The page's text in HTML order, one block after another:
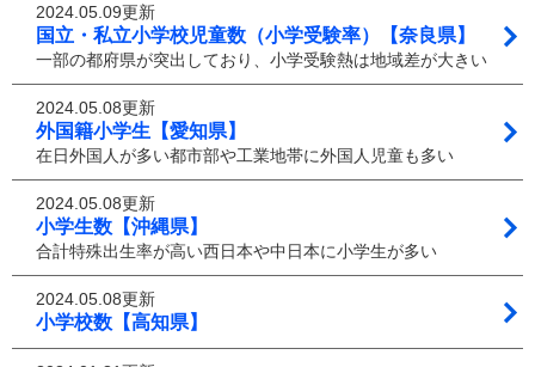
2024.05.09更新
国立・私立小学校児童数（小学受験率）【奈良県】
一部の都府県が突出しており、小学受験熱は地域差が大きい
2024.05.08更新
外国籍小学生【愛知県】
在日外国人が多い都市部や工業地帯に外国人児童も多い
2024.05.08更新
小学生数【沖縄県】
合計特殊出生率が高い西日本や中日本に小学生が多い
2024.05.08更新
小学校数【高知県】